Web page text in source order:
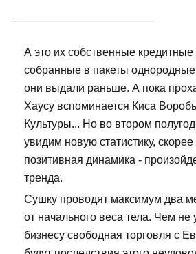
А это их собственные
собранные в пакеты
они выдали раньше. А пока
Хаусу вспоминается Киса
Культуры... Но во втором
увидим новую статистику, скорее
позитивная динамика -
тренда.
Сушку проводят максимум два
от начального веса тела. Чем не
бизнесу свободная торговля с